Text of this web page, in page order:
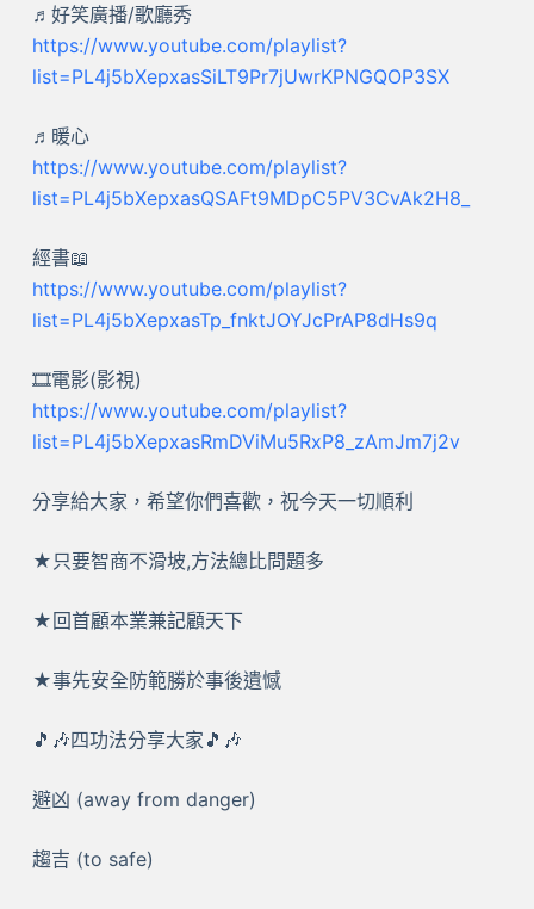
♬好笑廣播/歌廳秀
https://www.youtube.com/playlist?
list=PL4j5bXepxasSiLT9Pr7jUwrKPNGQOP3SX
♬暖心
https://www.youtube.com/playlist?
list=PL4j5bXepxasQSAFt9MDpC5PV3CvAk2H8_
經書📖
https://www.youtube.com/playlist?
list=PL4j5bXepxasTp_fnktJOYJcPrAP8dHs9q
🎞️電影(影視)
https://www.youtube.com/playlist?
list=PL4j5bXepxasRmDViMu5RxP8_zAmJm7j2v
分享給大家，希望你們喜歡，祝今天一切順利
★只要智商不滑坡,方法總比問題多
★回首顧本業兼記顧天下
★事先安全防範勝於事後遺憾
🎵🎶四功法分享大家🎵🎶
避凶 (away from danger)
趨吉 (to safe)